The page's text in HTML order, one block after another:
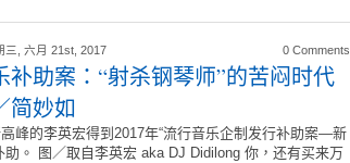
三, 六月 21st, 2017 0 Comments
补助案：“射杀钢琴师”的苦闷时代
简妙如
峰的李英宏得到2017年“流行音乐企制发行补助案—新
助。 图／取自李英宏 aka DJ Didilong 你，还有买来万